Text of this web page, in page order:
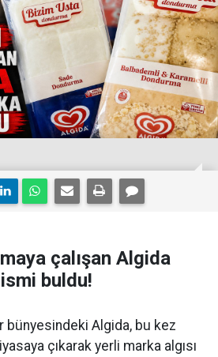
çalışan Algida
buldu!
bünyesindeki Algida, bu kez
çıkarak yerli marka algısı